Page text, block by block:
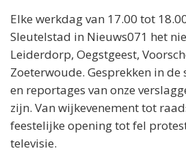
Elke werkdag van 17.00 tot
Sleutelstad in Nieuws071 het
Leiderdorp, Oegstgeest,
Zoeterwoude. Gesprekken in
en reportages van onze
zijn. Van wijkevenement tot
feestelijke opening tot fel
televisie.